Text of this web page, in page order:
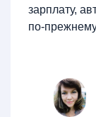
зарплату,
по-